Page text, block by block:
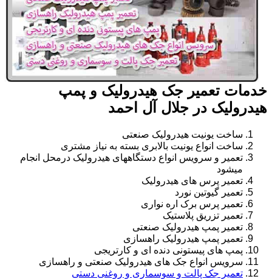
خدمات تعمیر جک هیدرولیک و پمپ
هیدرولیک در جلال آل احمد
ساخت یونیت هیدرولیک صنعتی
ساخت انواع یونیت بالابری بسته به نیاز مشتری
تعمیر و سرویس انواع دستگاههای هیدرولیک درمحل انجام
میشود
تعمیر پرس های هیدرولیک
تعمیر گیوتین نورد
تعمیر پرس برک اره نواری
تعمیر تزریق پلاستیک
تعمیر پمپ هیدرولیک صنعتی
تعمیر پمپ هیدرولیک راهسازی
پمپ های پیستونی دنده ای و کارتریجی
سرویس انواع جک های هیدرولیک صنعتی و راهسازی
تعمیر جک پالت و سوسماری و روغنی دستی